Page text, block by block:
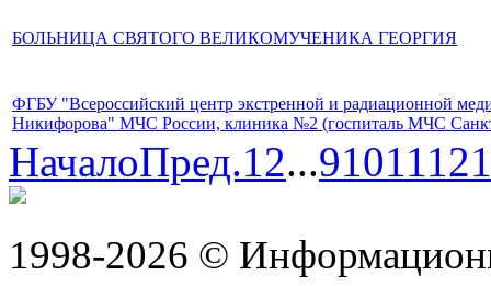
БОЛЬНИЦА СВЯТОГО ВЕЛИКОМУЧЕНИКА ГЕОРГИЯ
ФГБУ "Всероссийский центр экстренной и радиационной
Никифорова" МЧС России, клиника №2 (госпиталь МЧС
НачалоПред.12...9101112
1998-2026 ©